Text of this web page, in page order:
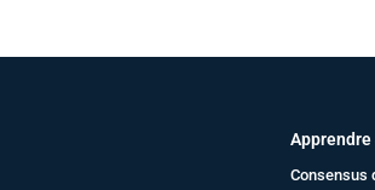
Consensus